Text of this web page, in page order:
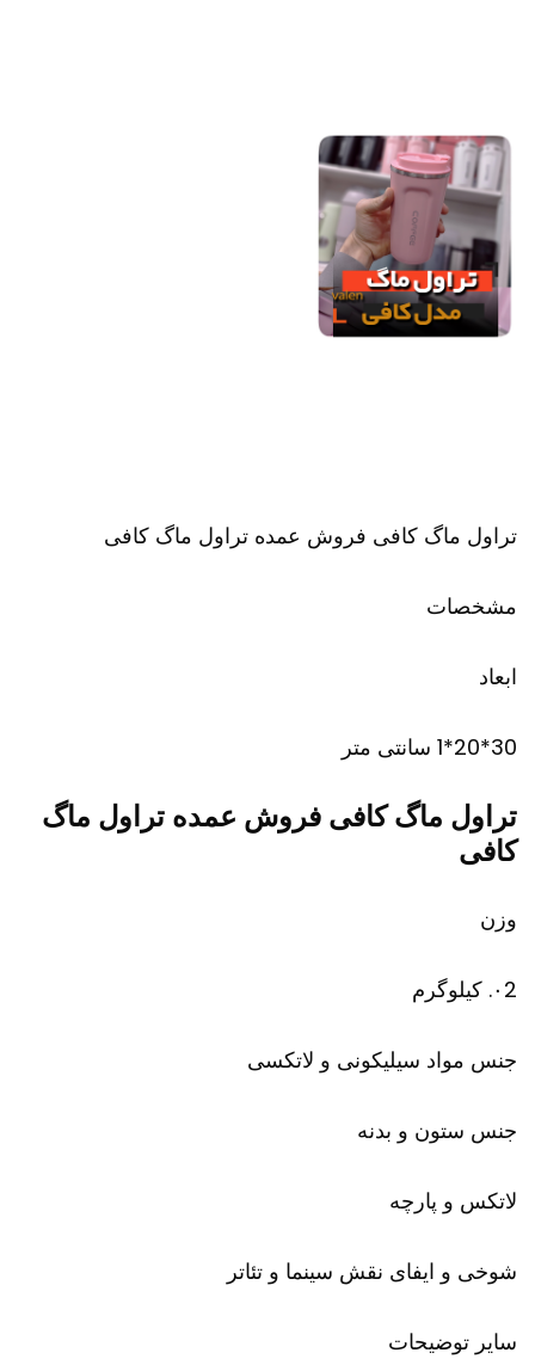
تراول ماگ کافی فروش عمده تراول ماگ کافی
مشخصات
ابعاد
30*20*1 سانتی متر
تراول ماگ کافی فروش عمده تراول ماگ
کافی
وزن
۰2. کیلوگرم
جنس مواد سیلیکونی و لاتکسی
جنس ستون و بدنه
لاتکس و پارچه
شوخی و ایفای نقش سینما و تئاتر
سایر توضیحات